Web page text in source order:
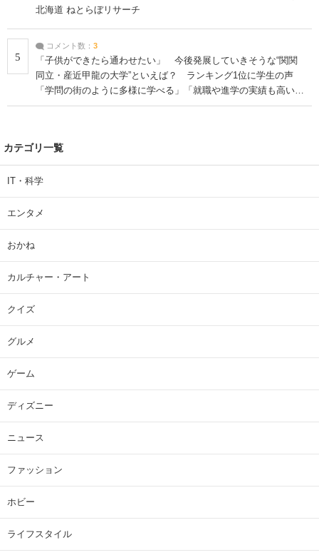
北海道 ねとらぼリサーチ
5
コメント数： 3
「子供ができたら通わせたい」 今後発展していきそうな“関関
同立・産近甲龍の大学”といえば？ ランキング1位に学生の声
「学問の街のように多様に学べる」「就職や進学の実績も高い」
| 大学 ねとらぼリサーチ
カテゴリ一覧
IT・科学
エンタメ
おかね
カルチャー・アート
クイズ
グルメ
ゲーム
ディズニー
ニュース
ファッション
ホビー
ライフスタイル